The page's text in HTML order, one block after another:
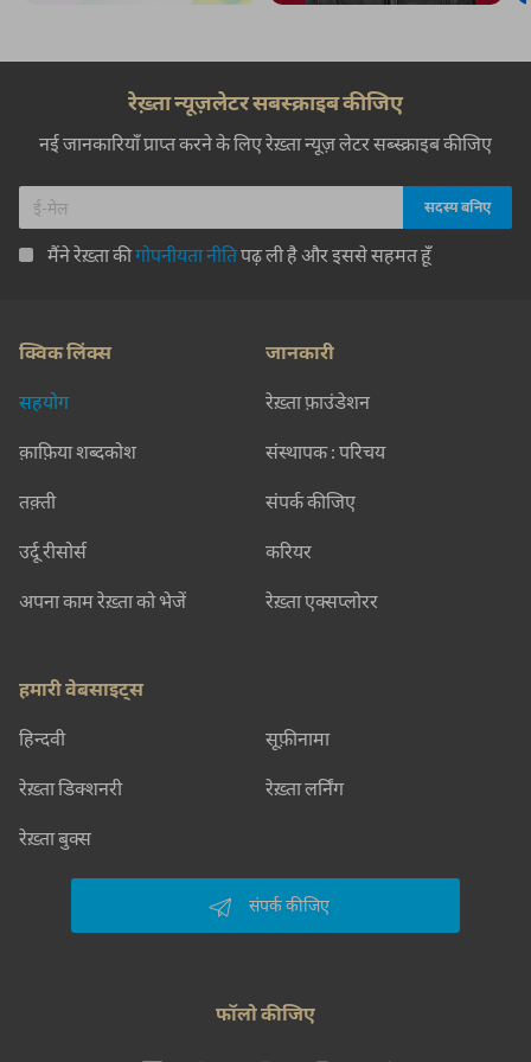
रेख़्ता न्यूज़लेटर सबस्क्राइब कीजिए
नई जानकारियाँ प्राप्त करने के लिए रेख़्ता न्यूज़ लेटर सब्स्क्राइब कीजिए
मैंने रेख़्ता कीगोपनीयता नीतिपढ़ ली है और इससे सहमत हूँ
क्विक लिंक्स
सहयोग
क़ाफ़िया शब्दकोश
तक़्ती
उर्दू रीसोर्स
अपना काम रेख़्ता को भेजें
जानकारी
रेख़्ता फ़ाउंडेशन
संस्थापक : परिचय
संपर्क कीजिए
करियर
रेख़्ता एक्सप्लोरर
हमारी वेबसाइट्स
हिन्दवी सूफ़ीनामा
रेख़्ता डिक्शनरी रेख़्ता लर्निंग
रेख़्ता बुक्स
संपर्क कीजिए
फॉलो कीजिए